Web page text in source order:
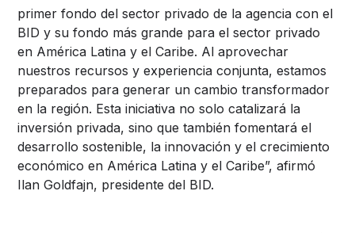
primer fondo del sector privado de la agencia con el
BID y su fondo más grande para el sector privado
en América Latina y el Caribe. Al aprovechar
nuestros recursos y experiencia conjunta, estamos
preparados para generar un cambio transformador
en la región. Esta iniciativa no solo catalizará la
inversión privada, sino que también fomentará el
desarrollo sostenible, la innovación y el crecimiento
económico en América Latina y el Caribe”, afirmó
Ilan Goldfajn, presidente del BID.